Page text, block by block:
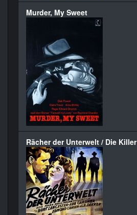
Murder, My Sweet
Rächer der Unterwelt / Die Killer